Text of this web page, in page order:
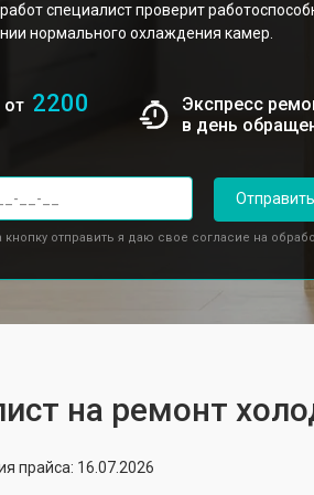
специалист проверит
нормального охлаждения камер.
от 2200
Экспресс
в день
отправить я даю свое согласие на
на ремонт
прайса: 16.07.2026